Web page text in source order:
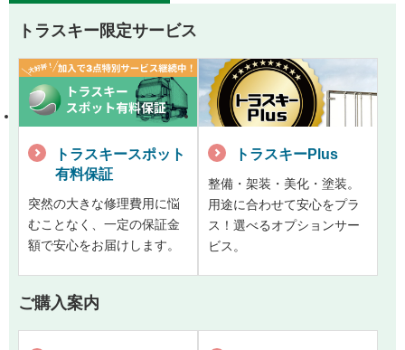
トラスキー限定サービス
トラスキースポット
有料保証
突然の大きな修理費用に悩
むことなく、一定の保証金
額で安心をお届けします。
トラスキーPlus
整備・架装・美化・塗装。
用途に合わせて安心をプラ
ス！選べるオプションサー
ビス。
ご購入案内